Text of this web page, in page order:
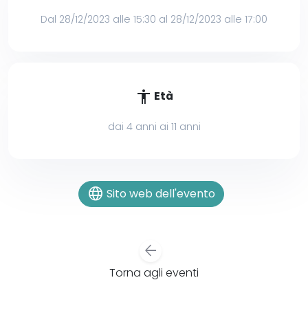
Dal 28/12/2023 alle 15:30 al 28/12/2023 alle 17:00
accessibility Età
dai 4 anni ai 11 anni
language Sito web dell'evento
arrow_back
Torna agli eventi